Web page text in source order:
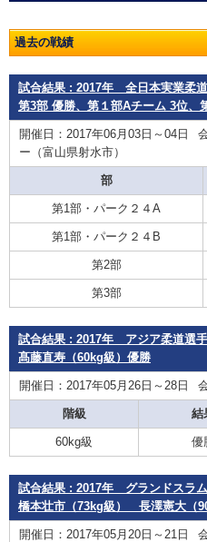
過去の戦績
試合結果 : 2017年 全日本実業柔道
第3部 優勝、第１部Aチーム 3位、
開催日：2017年06月03日～04日
ー（富山県射水市）
部
第1部・パーク２４A
第1部・パーク２４B
第2部
第3部
試合結果 : 2017年 アジア柔道選手
髙藤直寿（60kg級）優勝
開催日：2017年05月26日～28日
階級 結
60kg級 優
試合結果 : 2017年 グランドスラム
橋本壮市（73kg級） 長澤憲大（
開催日：2017年05月20日～21日